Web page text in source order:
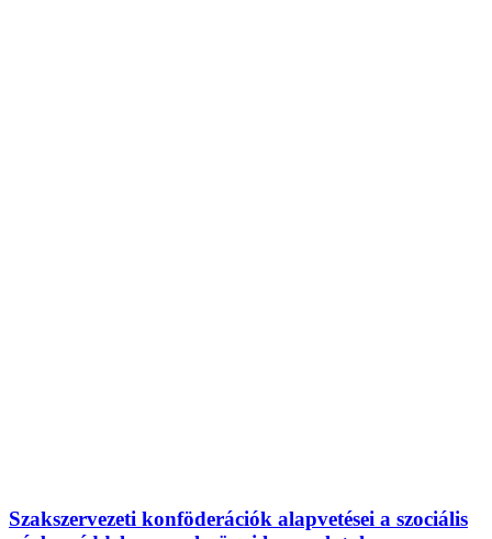
Szakszervezeti konföderációk alapvetései a szociális